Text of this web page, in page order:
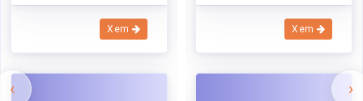
Xem Xem
‹ ›